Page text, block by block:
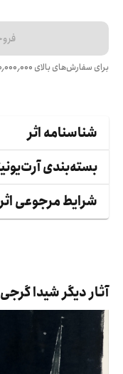
برای سفارش‌های بالای
شناسنامه اثر
بسته‌بندی
شرایط مرجوعی اثر
آثار دیگر شیدا